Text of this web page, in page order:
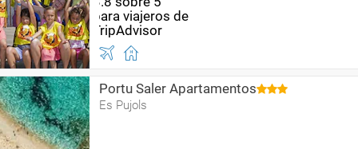
Portu Saler Apartamentos
Es Pujols